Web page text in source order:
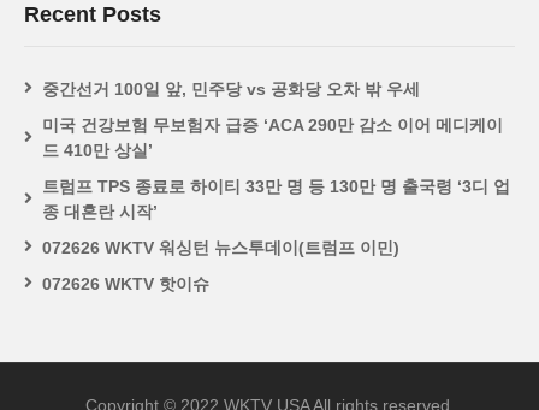
Recent Posts
중간선거 100일 앞, 민주당 vs 공화당 오차 밖 우세
미국 건강보험 무보험자 급증 ‘ACA 290만 감소 이어 메디케이
드 410만 상실’
트럼프 TPS 종료로 하이티 33만 명 등 130만 명 출국령 ‘3디 업
종 대혼란 시작’
072626 WKTV 워싱턴 뉴스투데이(트럼프 이민)
072626 WKTV 핫이슈
Copyright © 2022 WKTV USA All rights reserved.